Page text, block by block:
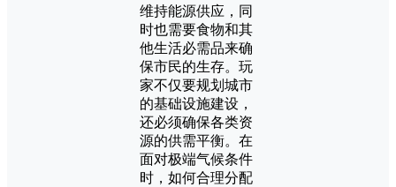
维持能源供应，同
时也需要食物和其
他生活必需品来确
保市民的生存。玩
家不仅要规划城市
的基础设施建设，
还必须确保各类资
源的供需平衡。在
面对极端气候条件
时，如何合理分配